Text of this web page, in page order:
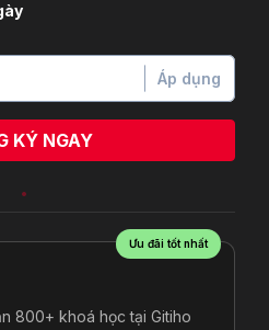
Áp dụng
KÝ NGAY
Ưu đãi tốt nhất
800+ khoá học tại Gitiho